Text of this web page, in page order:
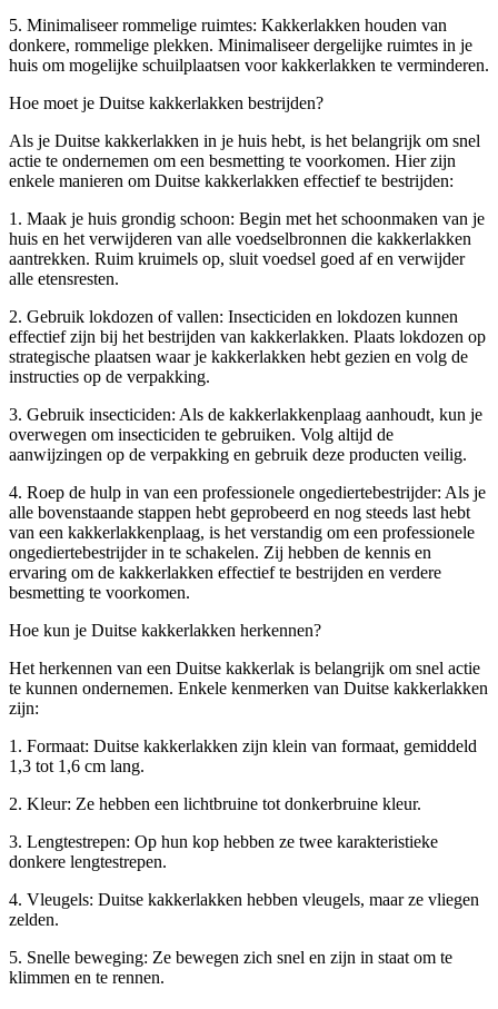
5. Minimaliseer rommelige ruimtes: Kakkerlakken houden van
donkere, rommelige plekken. Minimaliseer dergelijke ruimtes in je
huis om mogelijke schuilplaatsen voor kakkerlakken te verminderen.
Hoe moet je Duitse kakkerlakken bestrijden?
Als je Duitse kakkerlakken in je huis hebt, is het belangrijk om snel
actie te ondernemen om een besmetting te voorkomen. Hier zijn
enkele manieren om Duitse kakkerlakken effectief te bestrijden:
1. Maak je huis grondig schoon: Begin met het schoonmaken van je
huis en het verwijderen van alle voedselbronnen die kakkerlakken
aantrekken. Ruim kruimels op, sluit voedsel goed af en verwijder
alle etensresten.
2. Gebruik lokdozen of vallen: Insecticiden en lokdozen kunnen
effectief zijn bij het bestrijden van kakkerlakken. Plaats lokdozen op
strategische plaatsen waar je kakkerlakken hebt gezien en volg de
instructies op de verpakking.
3. Gebruik insecticiden: Als de kakkerlakkenplaag aanhoudt, kun je
overwegen om insecticiden te gebruiken. Volg altijd de
aanwijzingen op de verpakking en gebruik deze producten veilig.
4. Roep de hulp in van een professionele ongediertebestrijder: Als je
alle bovenstaande stappen hebt geprobeerd en nog steeds last hebt
van een kakkerlakkenplaag, is het verstandig om een professionele
ongediertebestrijder in te schakelen. Zij hebben de kennis en
ervaring om de kakkerlakken effectief te bestrijden en verdere
besmetting te voorkomen.
Hoe kun je Duitse kakkerlakken herkennen?
Het herkennen van een Duitse kakkerlak is belangrijk om snel actie
te kunnen ondernemen. Enkele kenmerken van Duitse kakkerlakken
zijn:
1. Formaat: Duitse kakkerlakken zijn klein van formaat, gemiddeld
1,3 tot 1,6 cm lang.
2. Kleur: Ze hebben een lichtbruine tot donkerbruine kleur.
3. Lengtestrepen: Op hun kop hebben ze twee karakteristieke
donkere lengtestrepen.
4. Vleugels: Duitse kakkerlakken hebben vleugels, maar ze vliegen
zelden.
5. Snelle beweging: Ze bewegen zich snel en zijn in staat om te
klimmen en te rennen.